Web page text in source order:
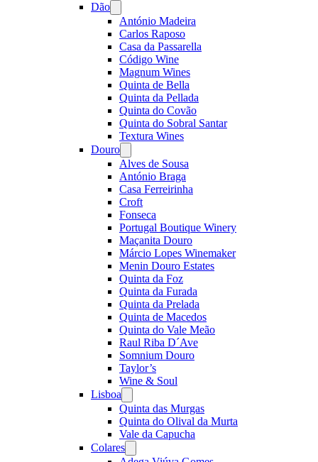
Dão
menu
António Madeira
Carlos Raposo
Casa da Passarella
Código Wine
Magnum Wines
Quinta de Bella
Quinta da Pellada
Quinta do Covão
Quinta do Sobral Santar
Textura Wines
Douro
menu
Alves de Sousa
António Braga
Casa Ferreirinha
Croft
Fonseca
Portugal Boutique Winery
Maçanita Douro
Márcio Lopes Winemaker
Menin Douro Estates
Quinta da Foz
Quinta da Furada
Quinta da Prelada
Quinta de Macedos
Quinta do Vale Meão
Raul Riba D´Ave
Somnium Douro
Taylor’s
Wine & Soul
Lisboa
menu
Quinta das Murgas
Quinta do Olival da Murta
Vale da Capucha
Colares
menu